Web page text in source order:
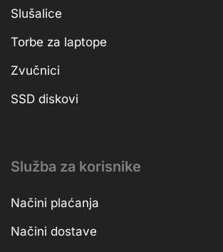
Slušalice
Torbe za laptope
Zvučnici
SSD diskovi
Služba za korisnike
Načini plaćanja
Načini dostave